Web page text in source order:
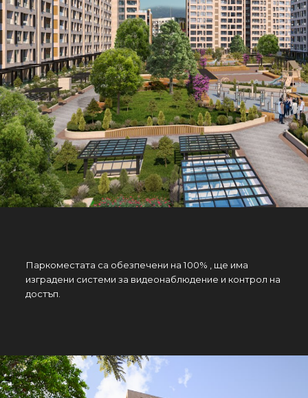
Паркоместата са обезпечени на 100% , ще има
изградени системи за видеонаблюдение и контрол на
достъп.